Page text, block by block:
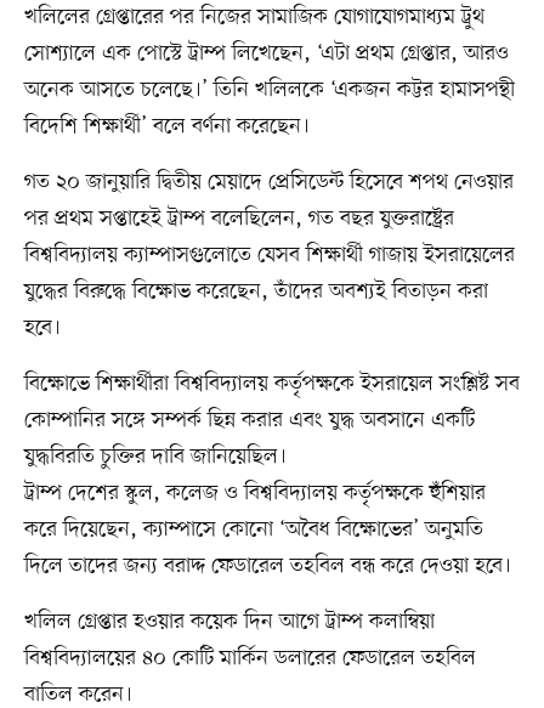
খলিলের গ্রেপ্তারের পর নিজের সামাজিক যোগাযোগমাধ্যম ট্রুথ
সোশ্যালে এক পোস্টে ট্রাম্প লিখেছেন, ‘এটা প্রথম গ্রেপ্তার, আরও
অনেক আসতে চলেছে।’ তিনি খলিলকে ‘একজন কট্টর হামাসপন্থী
বিদেশি শিক্ষার্থী’ বলে বর্ণনা করেছেন।
গত ২০ জানুয়ারি দ্বিতীয় মেয়াদে প্রেসিডেন্ট হিসেবে শপথ নেওয়ার
পর প্রথম সপ্তাহেই ট্রাম্প বলেছিলেন, গত বছর যুক্তরাষ্ট্রের
বিশ্ববিদ্যালয় ক্যাম্পাসগুলোতে যেসব শিক্ষার্থী গাজায় ইসরায়েলের
যুদ্ধের বিরুদ্ধে বিক্ষোভ করেছেন, তাঁদের অবশ্যই বিতাড়ন করা
হবে।
বিক্ষোভে শিক্ষার্থীরা বিশ্ববিদ্যালয় কর্তৃপক্ষকে ইসরায়েল সংশ্লিষ্ট সব
কোম্পানির সঙ্গে সম্পর্ক ছিন্ন করার এবং যুদ্ধ অবসানে একটি
যুদ্ধবিরতি চুক্তির দাবি জানিয়েছিল।
ট্রাম্প দেশের স্কুল, কলেজ ও বিশ্ববিদ্যালয় কর্তৃপক্ষকে হুঁশিয়ার
করে দিয়েছেন, ক্যাম্পাসে কোনো ‘অবৈধ বিক্ষোভের’ অনুমতি
দিলে তাদের জন্য বরাদ্দ ফেডারেল তহবিল বন্ধ করে দেওয়া হবে।
খলিল গ্রেপ্তার হওয়ার কয়েক দিন আগে ট্রাম্প কলাম্বিয়া
বিশ্ববিদ্যালয়ের ৪০ কোটি মার্কিন ডলারের ফেডারেল তহবিল
বাতিল করেন।